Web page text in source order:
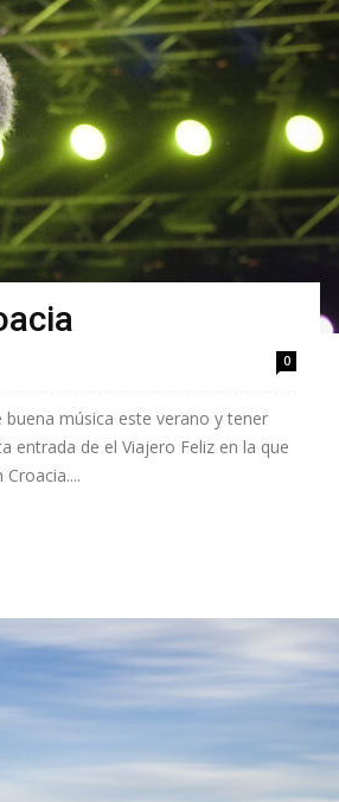
0
música este verano y tener
entrada de el Viajero Feliz en la que